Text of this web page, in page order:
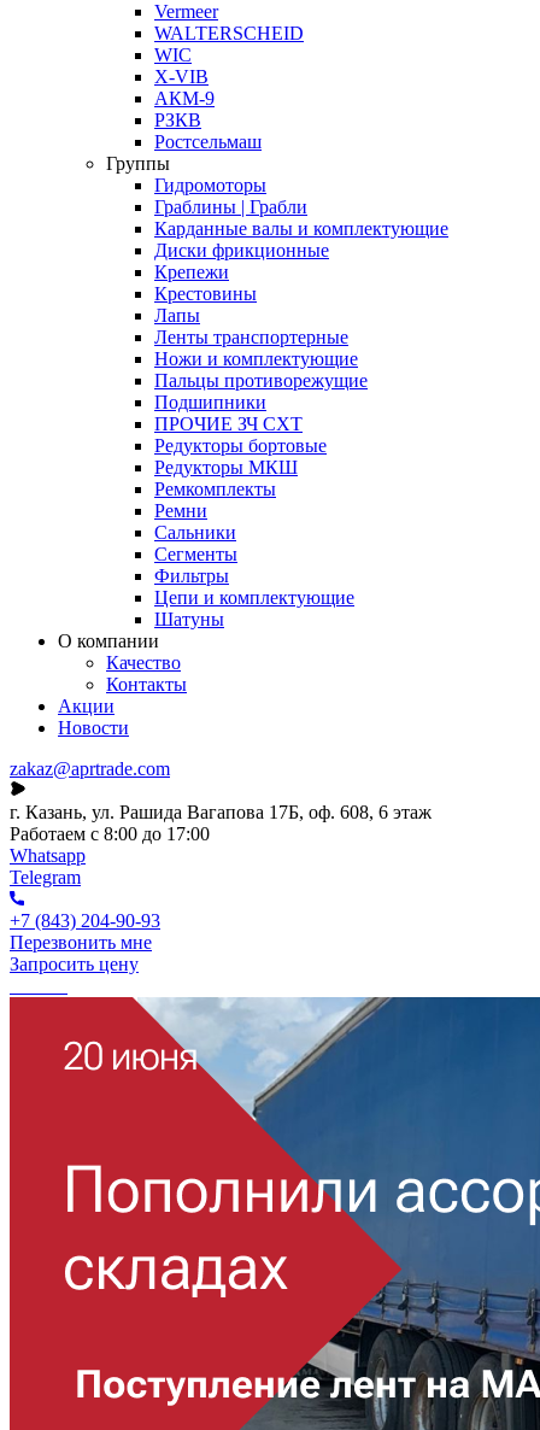
Vermeer
WALTERSCHEID
WIC
X-VIB
АКМ-9
РЗКВ
Ростсельмаш
Группы
Гидромоторы
Граблины | Грабли
Карданные валы и комплектующие
Диски фрикционные
Крепежи
Крестовины
Лапы
Ленты транспортерные
Ножи и комплектующие
Пальцы противорежущие
Подшипники
ПРОЧИЕ ЗЧ СХТ
Редукторы бортовые
Редукторы МКШ
Ремкомплекты
Ремни
Сальники
Сегменты
Фильтры
Цепи и комплектующие
Шатуны
О компании
Качество
Контакты
Акции
Новости
zakaz@aprtrade.com
г. Казань, ул. Рашида Вагапова 17Б, оф. 608, 6 этаж
Работаем с 8:00 до 17:00
Whatsapp
Telegram
+7 (843) 204-90-93
Перезвонить мне
Запросить цену